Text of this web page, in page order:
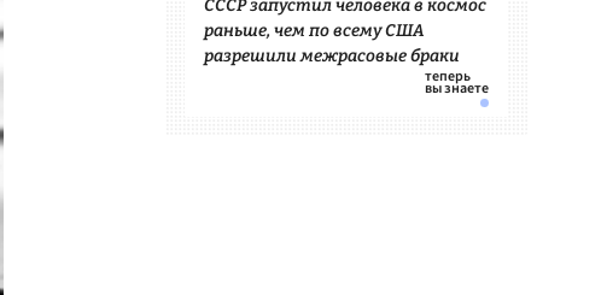
СССР запустил человека в космос
раньше, чем по всему США
разрешили межрасовые браки